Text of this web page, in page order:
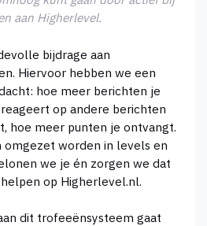
aan Higherlevel.
bijdrage aan
Hiervoor hebben we een
hoe meer berichten je
op andere berichten
hoe meer punten je ontvangt.
omgezet worden in levels en
we je én zorgen we dat
op Higherlevel.nl.
dit trofeeënsysteem gaat